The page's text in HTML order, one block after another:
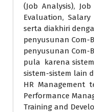
(Job Analysis), Job
Evaluation, Salary
serta diakhiri
penyusunan Com-
penyusunan Com-
pula karena
sistem-sistem lain
HR Management
Performance
Training and